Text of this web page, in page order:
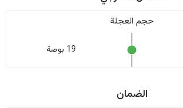
حجم العجلة
19 بوصة
الضمان